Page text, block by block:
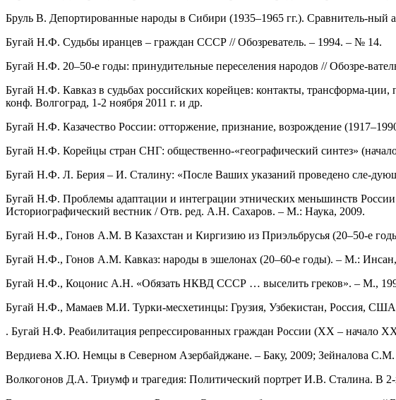
Бруль В. Депортированные народы в Сибири (1935–1965 гг.). Сравнитель-ный
Бугай Н.Ф. Судьбы иранцев – граждан СССР // Обозреватель. – 1994. – № 14.
Бугай Н.Ф. 20–50-е годы: принудительные переселения народов // Обозре-
Бугай Н.Ф. Кавказ в судьбах российских корейцев: контакты, трансформа-
конф. Волгоград, 1-2 ноября 2011 г. и др.
Бугай Н.Ф. Казачество России: отторжение, признание, возрождение
Бугай Н.Ф. Корейцы стран СНГ: общественно-«географический синтез»
Бугай Н.Ф. Л. Берия – И. Сталину: «После Ваших указаний проведено сле-
Бугай Н.Ф. Проблемы адаптации и интеграции этнических меньшинств
Историографический вестник / Отв. ред. А.Н. Сахаров. – М.: Наука, 2009.
Бугай Н.Ф., Гонов А.М. В Казахстан и Киргизию из Приэльбрусья (20–50-е
Бугай Н.Ф., Гонов А.М. Кавказ: народы в эшелонах (20–60-е годы). – М.:
Бугай Н.Ф., Коцонис А.Н. «Обязать НКВД СССР … выселить греков». – М.,
Бугай Н.Ф., Мамаев М.И. Турки-месхетинцы: Грузия, Узбекистан, Россия,
. Бугай Н.Ф. Реабилитация репрессированных граждан России (XX – начало
Вердиева Х.Ю. Немцы в Северном Азербайджане. – Баку, 2009; Зейналова С.М.
Волкогонов Д.А. Триумф и трагедия: Политический портрет И.В. Сталина. В